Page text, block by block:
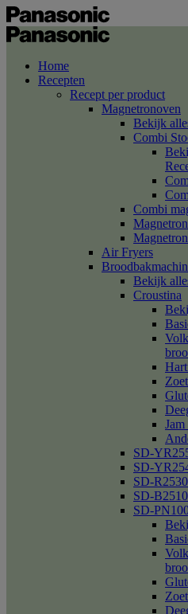
Home
Recepten
Recept per product
Magnetronoven
Bekijk
Combi
Combi
Magnetron
Air Fryers
Bekijk
Croustina
Jam
SD-
SD-
SD-R2530
SD-B2510
SD-